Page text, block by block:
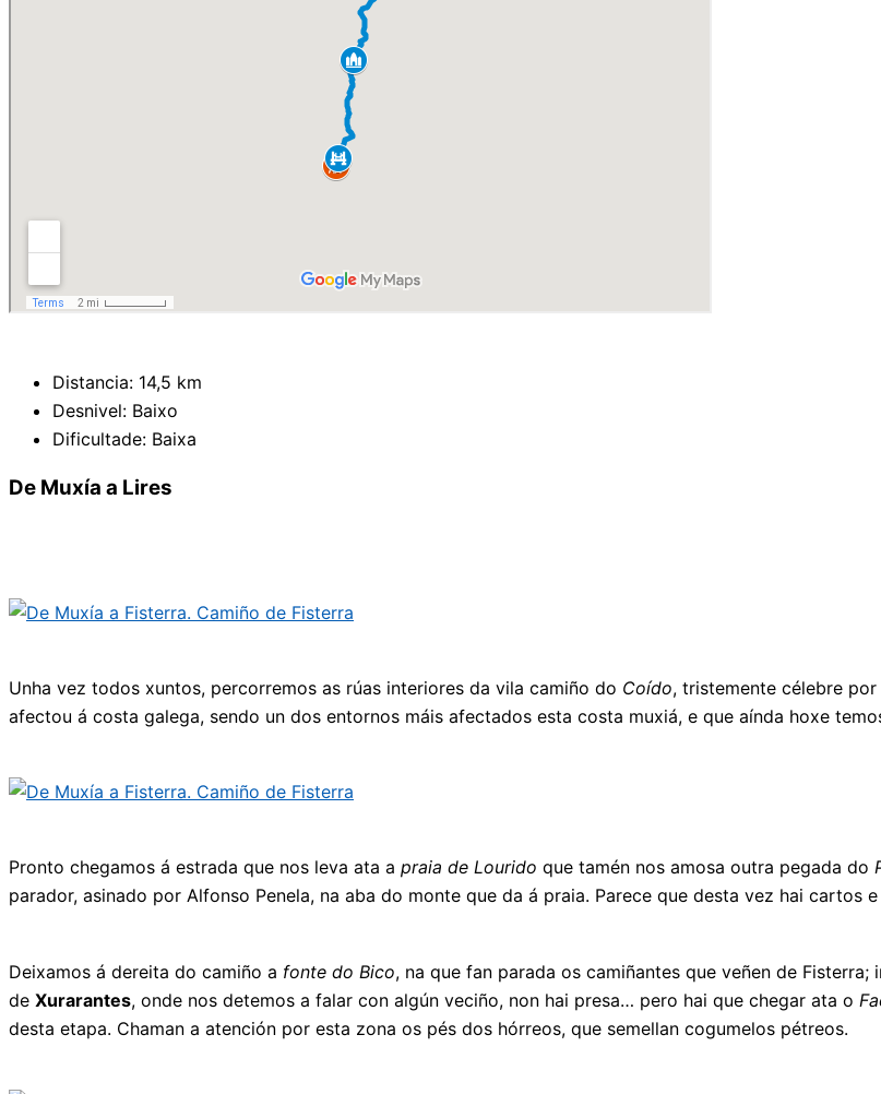
Distancia: 14,5 km
Desnivel: Baixo
Dificultade: Baixa
De Muxía a Lires
Unha vez todos xuntos, percorremos as rúas interiores da vila camiño do Coído, tristemente célebre
afectou á costa galega, sendo un dos entornos máis afectados esta costa muxiá, e que aínda hoxe
Pronto chegamos á estrada que nos leva ata a praia de Lourido que tamén nos amosa outra pegada do
parador, asinado por Alfonso Penela, na aba do monte que da á praia. Parece que desta vez hai cartos
Deixamos á dereita do camiño a fonte do Bico, na que fan parada os camiñantes que veñen de
de Xurarantes, onde nos detemos a falar con algún veciño, non hai presa… pero hai que chegar ata o
desta etapa. Chaman a atención por esta zona os pés dos hórreos, que semellan cogumelos pétreos.